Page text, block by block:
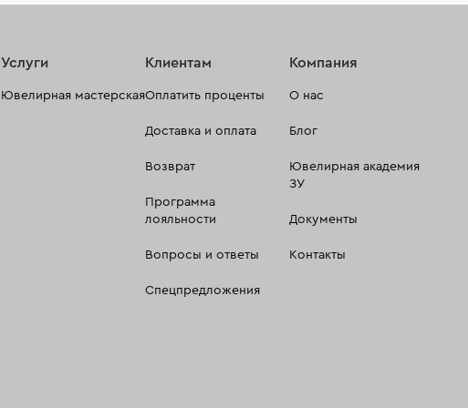
Услуги
Ювелирная мастерская
Клиентам
Оплатить проценты
Доставка и оплата
Возврат
Программа
лояльности
Вопросы и ответы
Спецпредложения
Компания
О нас
Блог
Ювелирная академия
ЗУ
Документы
Контакты